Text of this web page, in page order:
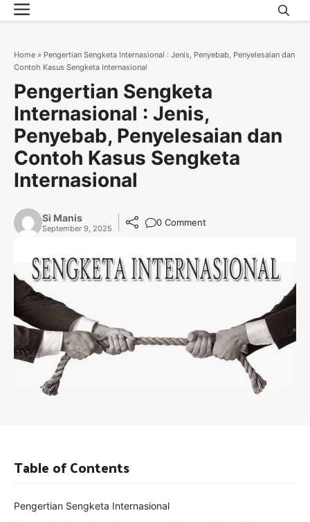
Skip
to
Menu
Home » Pengertian Sengketa Internasional : Jenis, Penyebab, Penyelesaian dan
Contoh Kasus Sengketa Internasional
Pengertian Sengketa
Internasional : Jenis,
Penyebab, Penyelesaian dan
Contoh Kasus Sengketa
Internasional
Si Manis
September 9, 2025
0 Comment
Table of Contents
Pengertian Sengketa Internasional